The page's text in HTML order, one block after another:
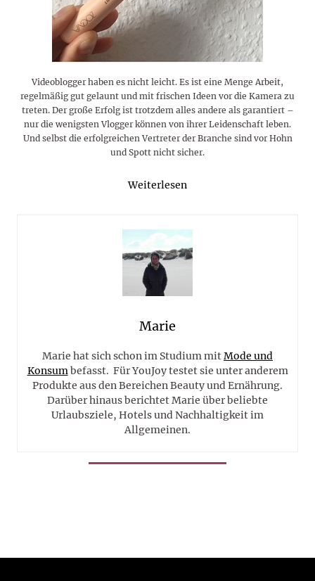
Videoblogger haben es nicht leicht. Es ist eine Menge Arbeit,
regelmäßig gut gelaunt und mit frischen Ideen vor die Kamera zu
treten. Der große Erfolg ist trotzdem alles andere als garantiert –
nur die wenigsten Vlogger können von ihrer Leidenschaft leben.
Und selbst die erfolgreichen Vertreter der Branche sind vor Hohn
und Spott nicht sicher.
Weiterlesen
Marie
Marie hat sich schon im Studium mitMode und
Konsumbefasst. Für YouJoy testet sie unter anderem
Produkte aus den Bereichen Beauty und Ernährung.
Darüber hinaus berichtet Marie über beliebte
Urlaubsziele, Hotels und Nachhaltigkeit im
Allgemeinen.